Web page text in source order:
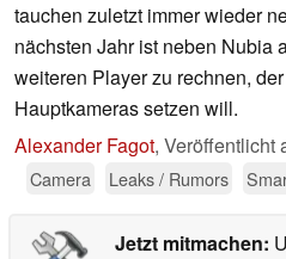
tauchen zuletzt immer wieder
nächsten Jahr ist neben Nubia
weiteren Player zu rechnen,
Hauptkameras setzen will.
Alexander Fagot, Veröffentlicht
Camera
Leaks / Rumors
Jetzt mitmachen: